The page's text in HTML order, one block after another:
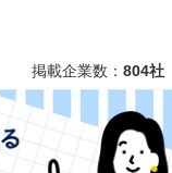
掲載企業数： 804社